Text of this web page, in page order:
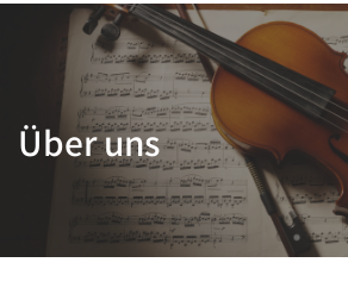
Über uns